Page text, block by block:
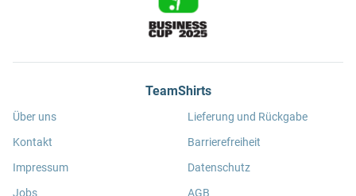
TeamShirts
Über uns
Kontakt
Impressum
Jobs
Lieferung und Rückgabe
Barrierefreiheit
Datenschutz
AGB